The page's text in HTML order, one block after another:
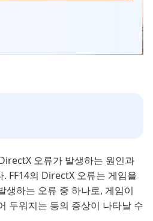
오류가 발생하는 원인과
FF14의 DirectX 오류는 게임을
생하는 오류 중 하나로, 게임이
두워지는 등의 증상이 나타날 수